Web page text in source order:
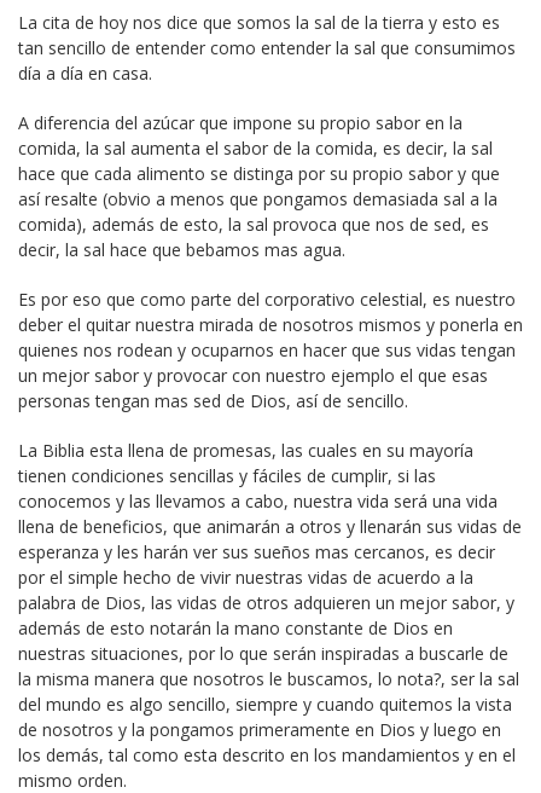
La cita de hoy nos dice que somos la sal de la tierra y esto es
tan sencillo de entender como entender la sal que consumimos
día a día en casa.
A diferencia del azúcar que impone su propio sabor en la
comida, la sal aumenta el sabor de la comida, es decir, la sal
hace que cada alimento se distinga por su propio sabor y que
así resalte (obvio a menos que pongamos demasiada sal a la
comida), además de esto, la sal provoca que nos de sed, es
decir, la sal hace que bebamos mas agua.
Es por eso que como parte del corporativo celestial, es nuestro
deber el quitar nuestra mirada de nosotros mismos y ponerla en
quienes nos rodean y ocuparnos en hacer que sus vidas tengan
un mejor sabor y provocar con nuestro ejemplo el que esas
personas tengan mas sed de Dios, así de sencillo.
La Biblia esta llena de promesas, las cuales en su mayoría
tienen condiciones sencillas y fáciles de cumplir, si las
conocemos y las llevamos a cabo, nuestra vida será una vida
llena de beneficios, que animarán a otros y llenarán sus vidas de
esperanza y les harán ver sus sueños mas cercanos, es decir
por el simple hecho de vivir nuestras vidas de acuerdo a la
palabra de Dios, las vidas de otros adquieren un mejor sabor, y
además de esto notarán la mano constante de Dios en
nuestras situaciones, por lo que serán inspiradas a buscarle de
la misma manera que nosotros le buscamos, lo nota?, ser la sal
del mundo es algo sencillo, siempre y cuando quitemos la vista
de nosotros y la pongamos primeramente en Dios y luego en
los demás, tal como esta descrito en los mandamientos y en el
mismo orden.